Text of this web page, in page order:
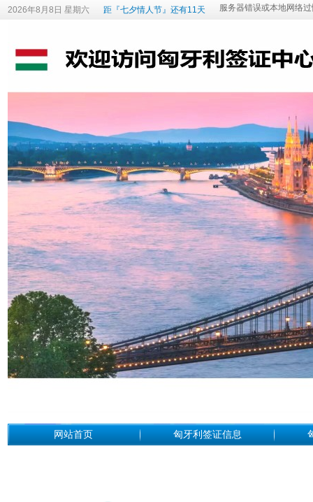
2026年8月8日 星期六 距『七夕情人节』还有11天
网站首页 匈牙利签证信息